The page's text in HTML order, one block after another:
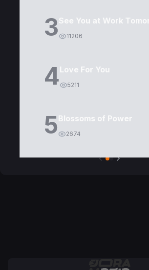
3See You at Work
11206
4Love For You
5211
5Blossoms of Power
2674